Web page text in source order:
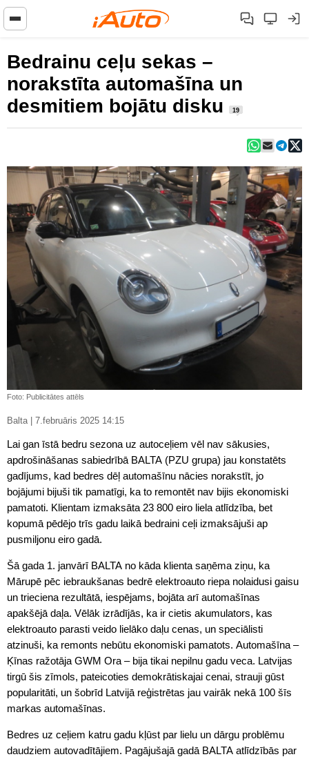
Bedrainu ceļu sekas –
norakstīta automašīna un
desmitiem bojātu disku
19
Foto: Publicitātes attēls
Balta | 7.februāris 2025 14:15
Lai gan īstā bedru sezona uz autoceļiem vēl nav sākusies,
apdrošināšanas sabiedrībā BALTA (PZU grupa) jau konstatēts
gadījums, kad bedres dēļ automašīnu nācies norakstīt, jo
bojājumi bijuši tik pamatīgi, ka to remontēt nav bijis ekonomiski
pamatoti. Klientam izmaksāta 23 800 eiro liela atlīdzība, bet
kopumā pēdējo trīs gadu laikā bedraini ceļi izmaksājuši ap
pusmiljonu eiro gadā.
Šā gada 1. janvārī BALTA no kāda klienta saņēma ziņu, ka
Mārupē pēc iebraukšanas bedrē elektroauto riepa nolaidusi gaisu
un trieciena rezultātā, iespējams, bojāta arī automašīnas
apakšējā daļa. Vēlāk izrādījās, ka ir cietis akumulators, kas
elektroauto parasti veido lielāko daļu cenas, un speciālisti
atzinuši, ka remonts nebūtu ekonomiski pamatots. Automašīna –
Ķīnas ražotāja GWM Ora – bija tikai nepilnu gadu veca. Latvijas
tirgū šis zīmols, pateicoties demokrātiskajai cenai, strauji gūst
popularitāti, un šobrīd Latvijā reģistrētas jau vairāk nekā 100 šīs
markas automašīnas.
Bedres uz ceļiem katru gadu kļūst par lielu un dārgu problēmu
daudziem autovadītājiem. Pagājušajā gadā BALTA atlīdzībās par